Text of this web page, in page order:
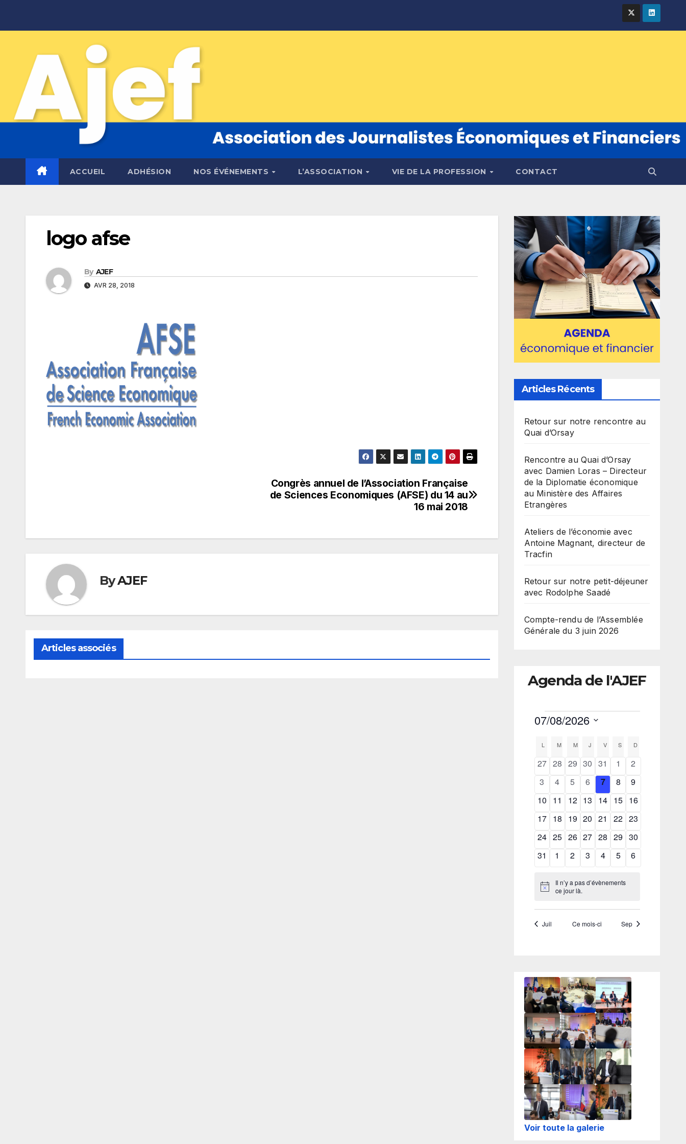
ACCUEIL ADHÉSION NOS ÉVÉNEMENTS L’ASSOCIATION VIE DE LA PROFESSION CONTACT
logo afse
By AJEF
AVR 28, 2018
Congrès annuel de l’Association Française
de Sciences Economiques (AFSE) du 14 au
16 mai 2018
ByAJEF
Articles associés
Articles Récents
Retour sur notre rencontre au
Quai d’Orsay
Rencontre au Quai d’Orsay
avec Damien Loras – Directeur
de la Diplomatie économique
au Ministère des Affaires
Etrangères
Ateliers de l’économie avec
Antoine Magnant, directeur de
Tracfin
Retour sur notre petit-déjeuner
avec Rodolphe Saadé
Compte-rendu de l’Assemblée
Générale du 3 juin 2026
Agenda de l'AJEF
Voir toute la galerie